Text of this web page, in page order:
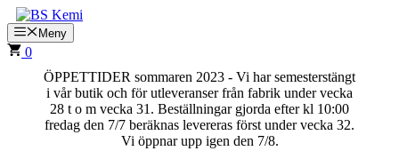
Hoppa
till
innehåll
Meny
0
ÖPPETTIDER sommaren 2023 - Vi har semesterstängt
i vår butik och för utleveranser från fabrik under vecka
28 t o m vecka 31. Beställningar gjorda efter kl 10:00
fredag den 7/7 beräknas levereras först under vecka 32.
Vi öppnar upp igen den 7/8.